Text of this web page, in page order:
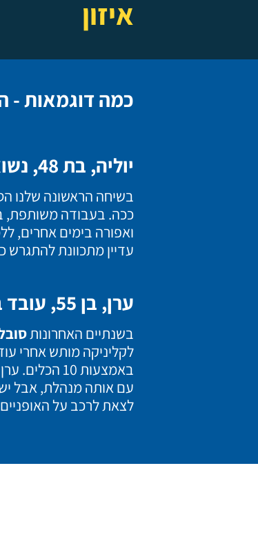
איזון
כמה דוגמאות -
יוליה, בת 48, נשואה 15 שנים לנמרוד, אמא של יהל ואורי בני 10 ו-6.
בשיחה הראשונה שלנו
ככה. בעבודה משותפת,
ואפורה בימים אחרים,
עדיין מתכוונת
ערן, בן 55, עובד במקום עבודה ציבורי שנים רבות.
בשנתיים האחרונות
לקליניקה מותש אחרי
באמצעות 10 הכלים.
עם אותה מנהלת, אבל
לצאת לרכב על